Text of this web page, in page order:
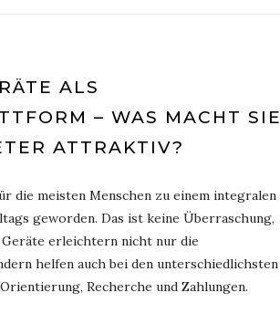
ALS
– WAS MACHT SIE
ATTRAKTIV?
die meisten Menschen zu einem integralen
geworden. Das ist keine Überraschung,
erleichtern nicht nur die
helfen auch bei den unterschiedlichsten
Recherche und Zahlungen.